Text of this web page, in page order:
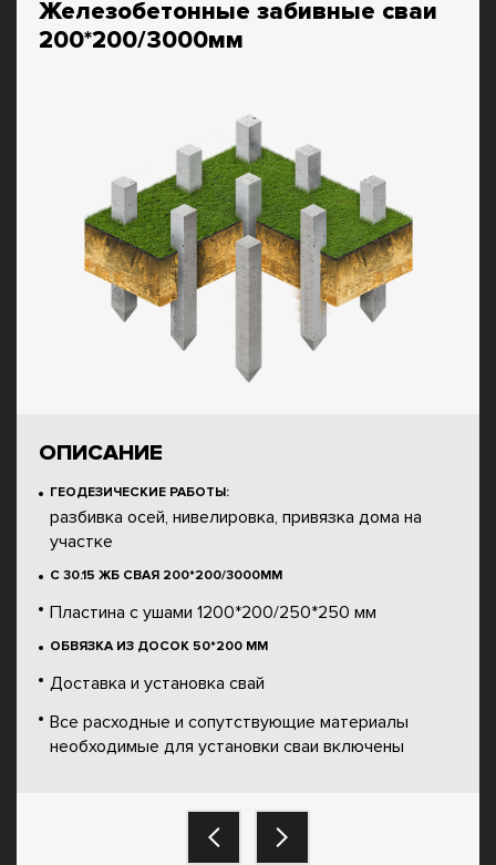
Железобетонные забивные сваи
200*200/3000мм
ОПИСАНИЕ
ГЕОДЕЗИЧЕСКИЕ РАБОТЫ:
разбивка осей, нивелировка, привязка дома на
участке
С 30.15 ЖБ СВАЯ 200*200/3000ММ
Пластина с ушами 1200*200/250*250 мм
ОБВЯЗКА ИЗ ДОСОК 50*200 ММ
Доставка и установка свай
Все расходные и сопутствующие материалы
необходимые для установки сваи включены